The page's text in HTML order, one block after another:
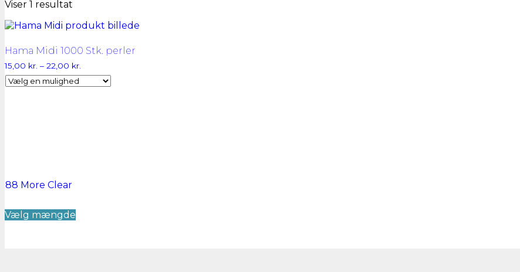
Viser 1 resultat
Hama Midi 1000 Stk. perler
15,00 kr. – 22,00 kr.
15,00 kr.
88 More Clear
Vælg mængde